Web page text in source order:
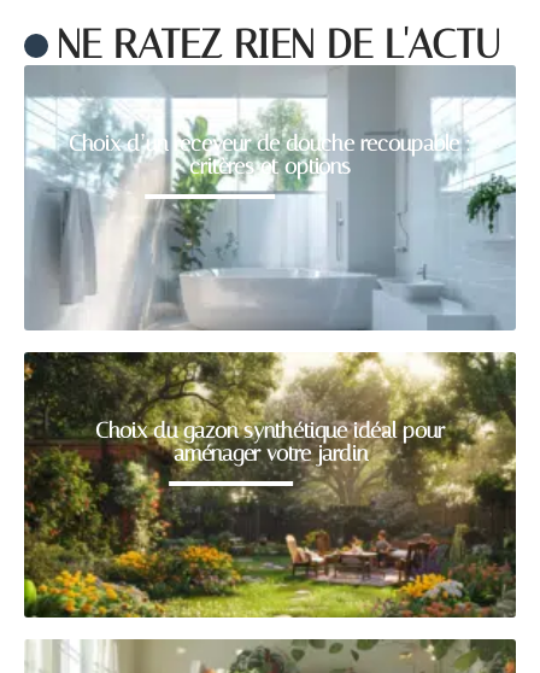
NE RATEZ RIEN DE L'ACTU
Choix d’un receveur de douche recoupable :
critères et options
Choix du gazon synthétique idéal pour
aménager votre jardin